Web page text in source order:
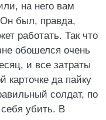
на него вам
был, правда,
работать. Так что
обошелся очень
и все затраты
карточке да пайку
солдат, по
убить. В